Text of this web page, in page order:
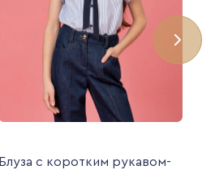
Блуза с коротким рукавом-